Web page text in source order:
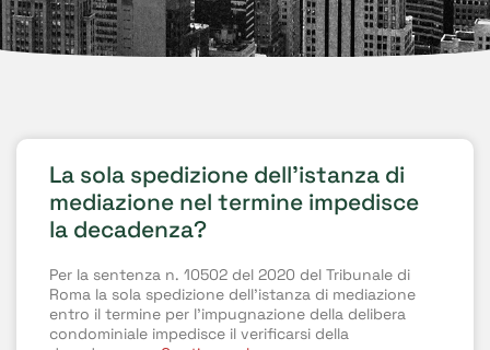
La sola spedizione dell’istanza di
mediazione nel termine impedisce
la decadenza?
Per la sentenza n. 10502 del 2020 del Tribunale di
Roma la sola spedizione dell’istanza di mediazione
entro il termine per l’impugnazione della delibera
condominiale impedisce il verificarsi della